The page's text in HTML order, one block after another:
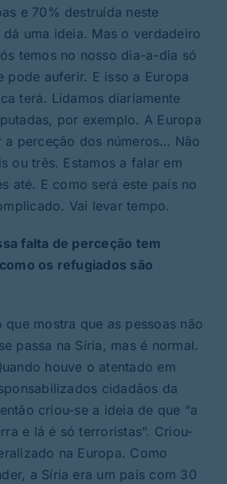
e 70% destruída neste
uma ideia. Mas o verdadeiro
temos no nosso dia-a-dia só
pode auferir. E isso a Europa
terá. Lidamos diariamente
por exemplo. A Europa
a perceção dos números… Não
ou três. Estamos a falar em
até. E como será este país no
Vai levar tempo.
falta de perceção tem
os refugiados são
que mostra que as pessoas não
passa na Síria, mas é normal.
houve o atentado em
cidadãos da
criou-se a ideia de que “a
e lá é só terroristas”. Criou-
na Europa. Como
a Síria era um país com 30